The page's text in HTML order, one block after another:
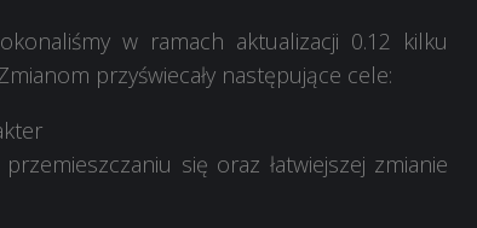
w ramach aktualizacji 0.12 kilku
przyświecały następujące cele:
się oraz łatwiejszej zmianie